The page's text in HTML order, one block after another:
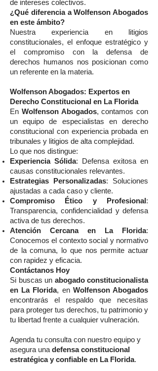
de intereses colectivos.
¿Qué diferencia a Wolfenson Abogados
en este ámbito?
Nuestra experiencia en litigios
constitucionales, el enfoque estratégico y
el compromiso con la defensa de
derechos humanos nos posicionan como
un referente en la materia.
Wolfenson Abogados: Expertos en
Derecho Constitucional en La Florida
En Wolfenson Abogados, contamos con
un equipo de especialistas en derecho
constitucional con experiencia probada en
tribunales y litigios de alta complejidad.
Lo que nos distingue:
Experiencia Sólida: Defensa exitosa en
causas constitucionales relevantes.
Estrategias Personalizadas: Soluciones
ajustadas a cada caso y cliente.
Compromiso Ético y Profesional :
Transparencia, confidencialidad y defensa
activa de tus derechos.
Atención Cercana en La Florida:
Conocemos el contexto social y normativo
de la comuna, lo que nos permite actuar
con rapidez y eficacia.
Contáctanos Hoy
Si buscas un abogado constitucionalista
en La Florida, en Wolfenson Abogados
encontrarás el respaldo que necesitas
para proteger tus derechos, tu patrimonio y
tu libertad frente a cualquier vulneración.
Agenda tu consulta con nuestro equipo y
asegura una defensa constitucional
estratégica y confiable en La Florida.